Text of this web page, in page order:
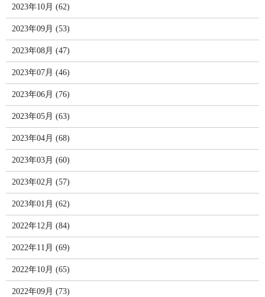
2023年10月 (62)
2023年09月 (53)
2023年08月 (47)
2023年07月 (46)
2023年06月 (76)
2023年05月 (63)
2023年04月 (68)
2023年03月 (60)
2023年02月 (57)
2023年01月 (62)
2022年12月 (84)
2022年11月 (69)
2022年10月 (65)
2022年09月 (73)